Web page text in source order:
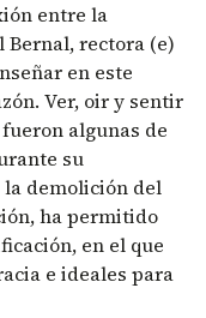
entre la
Bernal, rectora (e)
en este
Ver, oir y sentir
algunas de
su
demolición del
ha permitido
en el que
e ideales para